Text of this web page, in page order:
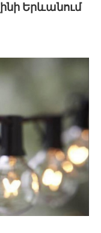
Երևանում